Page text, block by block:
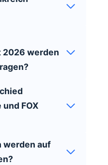
werden
und FOX
werden auf